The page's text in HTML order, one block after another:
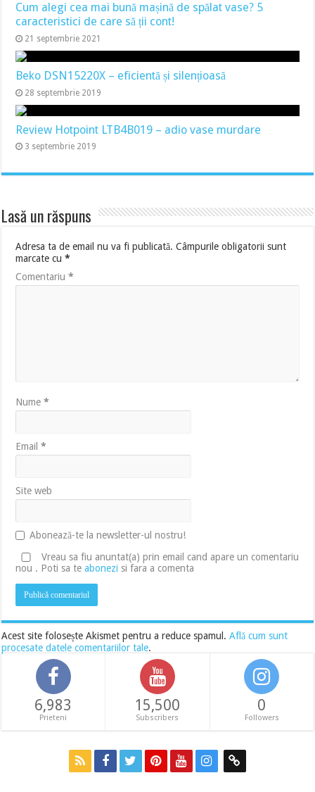
Cum alegi cea mai bună mașină de spălat vase? 5
caracteristici de care să ții cont!
21 septembrie 2021
Beko DSN15220X – eficientă și silențioasă
28 septembrie 2019
Review Hotpoint LTB4B019 – adio vase murdare
3 septembrie 2019
Lasă un răspuns
Adresa ta de email nu va fi publicată. Câmpurile obligatorii sunt
marcate cu*
Comentariu*
Nume*
Email*
Site web
Abonează-te la newsletter-ul nostru!
Vreau sa fiu anuntat(a) prin email cand apare un comentariu
nou . Poti sa teabonezi si fara a comenta
Acest site folosește Akismet pentru a reduce spamul.Află cum sunt
procesate datele comentariilor tale.
6,983
Prieteni
15,500
Subscribers
0
Followers